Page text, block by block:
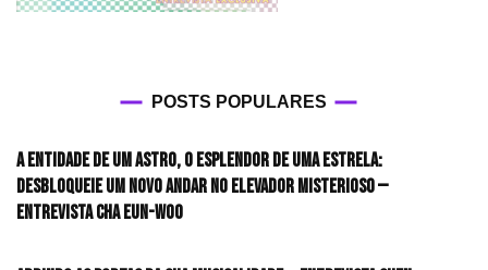
POSTS POPULARES
A entidade de um astro, o esplendor de uma estrela:
desbloqueie um novo andar no elevador misterioso —
Entrevista CHA EUN-WOO